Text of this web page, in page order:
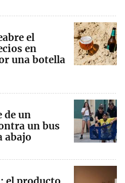
el
en
una botella
de un
un bus
abajo